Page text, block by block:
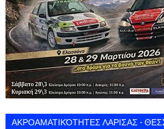
ΑΚΡΟΑΜΑΤΙΚΌΤΗΤΕΣ ΛΑΡΙΣΑΣ -